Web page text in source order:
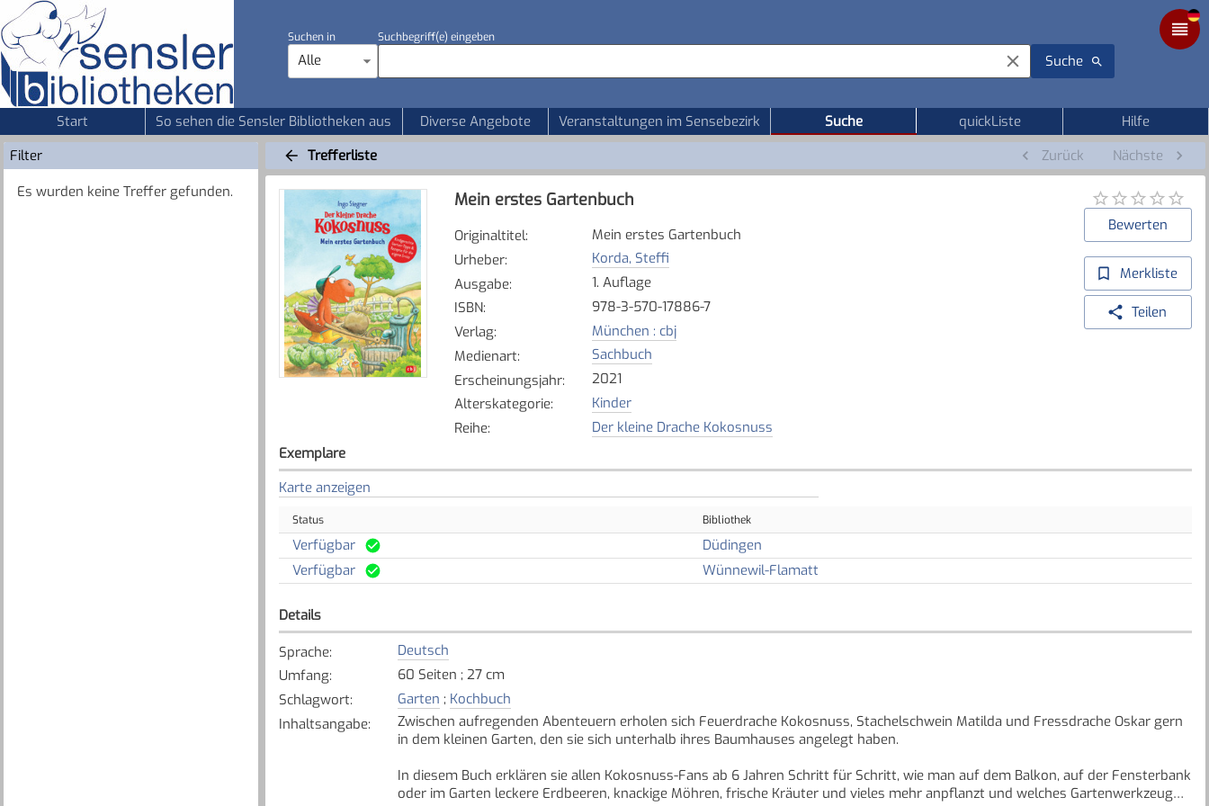
Suchen in
Alle
Suchbegriff(e) eingeben
Suche
Start So sehen die Sensler Bibliotheken aus Diverse Angebote Veranstaltungen im Sensebezirk Suche quickListe
Hilfe
Filter
Es wurden keine Treffer gefunden.
Trefferliste Zurück Nächste
Mein erstes Gartenbuch
Originaltitel:
Mein erstes Gartenbuch
Urheber:
Korda, Steffi
Ausgabe:
1. Auflage
ISBN:
978-3-570-17886-7
Verlag:
München : cbj
Medienart:
Sachbuch
Erscheinungsjahr:
2021
Alterskategorie:
Kinder
Reihe: Der kleine Drache Kokosnuss
Bewerten
Merkliste
Teilen
Exemplare
Karte anzeigen
Status Bibliothek
Verfügbar
Düdingen
Verfügbar
Wünnewil-Flamatt
Details
Sprache:
Deutsch
Umfang:
60 Seiten ; 27 cm
Schlagwort: Garten ; Kochbuch
Inhaltsangabe:
Zwischen aufregenden Abenteuern erholen sich Feuerdrache Kokosnuss, Stachelschwein Matilda und Fressdrache Oskar gern
in dem kleinen Garten, den sie sich unterhalb ihres Baumhauses angelegt haben.
In diesem Buch erklären sie allen Kokosnuss-Fans ab 6 Jahren Schritt für Schritt, wie man auf dem Balkon, auf der Fensterbank
oder im Garten leckere Erdbeeren, knackige Möhren, frische Kräuter und vieles mehr anpflanzt und welches Gartenwerkzeug